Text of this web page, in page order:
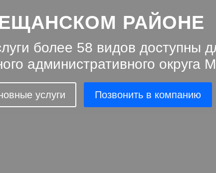
РАЙОНЕ
более 58 видов доступны
административного округа
услуги Позвонить в компанию